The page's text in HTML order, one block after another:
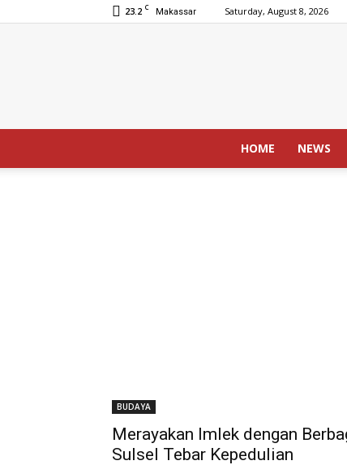
23.2 C Makassar Saturday, August 8, 2026
HOME NEWS
BUDAYA
Merayakan Imlek dengan
Sulsel Tebar Kepedulian